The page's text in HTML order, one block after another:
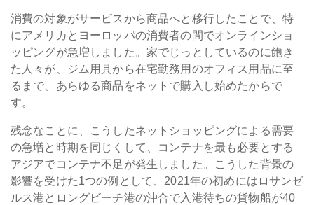
消費の対象がサービスから商品へと移行したことで、特
にアメリカとヨーロッパの消費者の間でオンラインショ
ッピングが急増しました。家でじっとしているのに飽き
た人々が、ジム用具から在宅勤務用のオフィス用品に至
るまで、あらゆる商品をネットで購入し始めたからで
す。
残念なことに、こうしたネットショッピングによる需要
の急増と時期を同じくして、コンテナを最も必要とする
アジアでコンテナ不足が発生しました。こうした背景の
影響を受けた1つの例として、2021年の初めにはロサンゼ
ルス港とロングビーチ港の沖合で入港待ちの貨物船が40